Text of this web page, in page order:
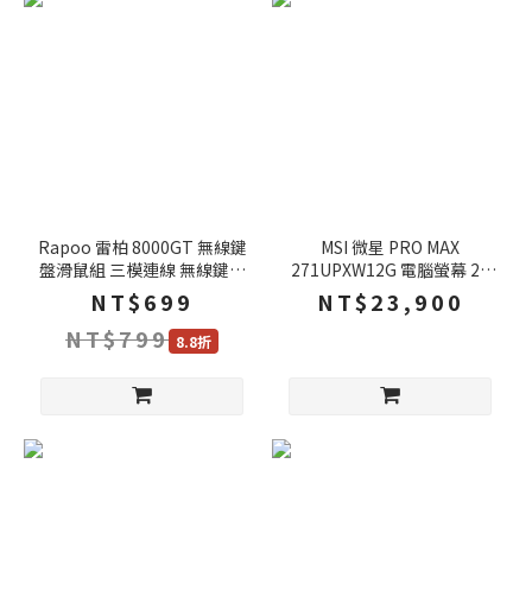
Rapoo 雷柏 8000GT 無線鍵
盤滑鼠組 三模連線 無線鍵盤
藍芽鍵盤 無線滑鼠 藍芽滑鼠
鍵盤滑鼠組 鍵鼠組
NT$699
NT$799 8.8折
MSI 微星 PRO MAX
271UPXW12G 電腦螢幕 27
吋 120Hz 0.03ms 4k 內建喇
叭 可旋轉
NT$23,900